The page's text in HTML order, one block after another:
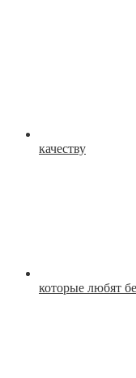
качеству
которые любят